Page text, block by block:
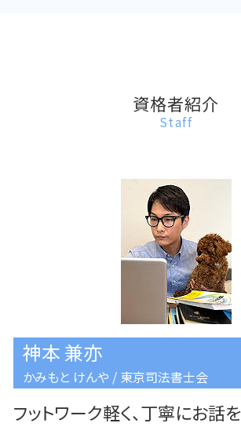
資格者紹介
Staff
神本 兼亦
かみもと けんや / 東京司法書士会
フットワーク軽く、丁寧にお話